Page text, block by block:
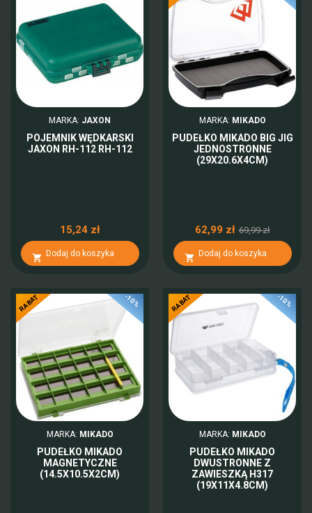
MARKA: JAXON
POJEMNIK WĘDKARSKI
JAXON RH-112 RH-112
15,24 zł
 Dodaj do koszyka
MARKA: MIKADO
PUDEŁKO MIKADO BIG JIG
JEDNOSTRONNE
(29X20.6X4CM)
62,99 zł 69,99 zł
 Dodaj do koszyka
-10%
RABAT
MARKA: MIKADO
PUDEŁKO MIKADO
MAGNETYCZNE
(14.5X10.5X2CM)
-10%
RABAT
MARKA: MIKADO
PUDEŁKO MIKADO
DWUSTRONNE Z
ZAWIESZKĄ H317
(19X11X4.8CM)